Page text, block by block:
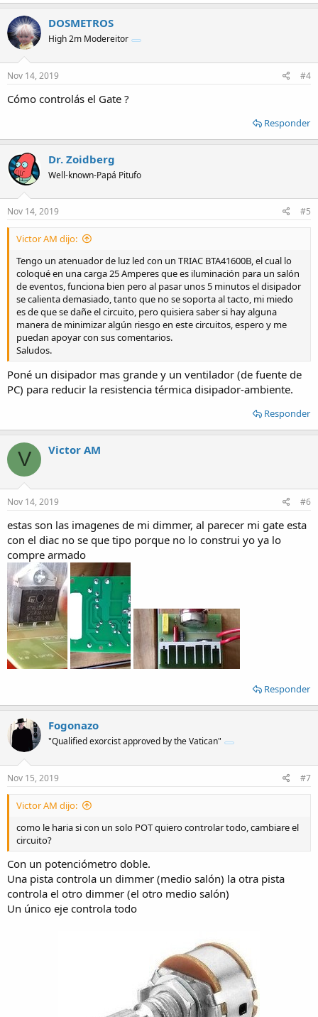
DOSMETROS
High 2m Modereitor
Nov 14, 2019 #4
Cómo controlás el Gate ?
Responder
Dr. Zoidberg
Well-known-Papá Pitufo
Nov 14, 2019 #5
Victor AM dijo:
Tengo un atenuador de luz led con un TRIAC BTA41600B, el cual lo
coloqué en una carga 25 Amperes que es iluminación para un salón
de eventos, funciona bien pero al pasar unos 5 minutos el disipador
se calienta demasiado, tanto que no se soporta al tacto, mi miedo
es de que se dañe el circuito, pero quisiera saber si hay alguna
manera de minimizar algún riesgo en este circuitos, espero y me
puedan apoyar con sus comentarios.
Saludos.
Poné un disipador mas grande y un ventilador (de fuente de
PC) para reducir la resistencia térmica disipador-ambiente.
Responder
V Victor AM
Nov 14, 2019 #6
estas son las imagenes de mi dimmer, al parecer mi gate esta
con el diac no se que tipo porque no lo construi yo ya lo
compre armado
Responder
Fogonazo
"Qualified exorcist approved by the Vatican"
Nov 15, 2019 #7
Victor AM dijo:
como le haria si con un solo POT quiero controlar todo, cambiare el
circuito?
Con un potenciómetro doble.
Una pista controla un dimmer (medio salón) la otra pista
controla el otro dimmer (el otro medio salón)
Un único eje controla todo